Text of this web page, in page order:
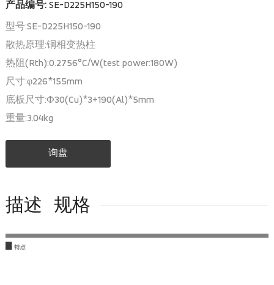
产品编号:SE-D225H150-190
型号:SE-D225H150-190
散热原理:铜相变热柱
热阻(Rth):0.2756°C/W(test power:180W)
尺寸:φ226*155mm
底板尺寸:Ф30(Cu)*3+190(Al)*5mm
重量:3.04kg
询盘
描述 规格